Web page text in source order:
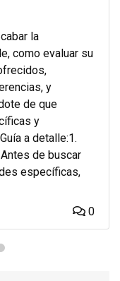
la
como evaluar su
y
de que
y
a detalle:1.
de buscar
específicas,
0